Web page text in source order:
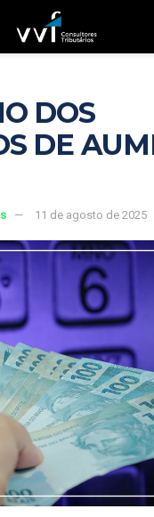
DOS
DE
11 de agosto de 2025